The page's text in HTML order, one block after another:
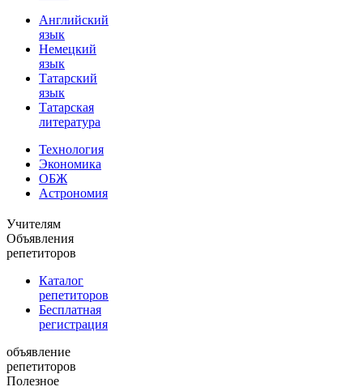
Английский
язык
Немецкий
язык
Татарский
язык
Татарская
литература
Технология
Экономика
ОБЖ
Астрономия
Учителям
Объявления
репетиторов
Каталог
репетиторов
Бесплатная
регистрация
объявление
репетиторов
Полезное